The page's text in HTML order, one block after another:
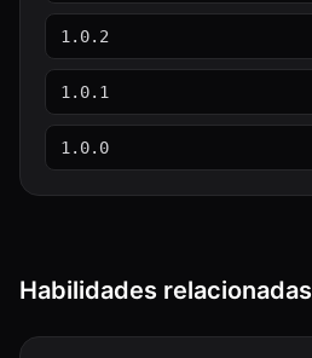
1.0.2
1.0.1
1.0.0
Habilidades relacionadas